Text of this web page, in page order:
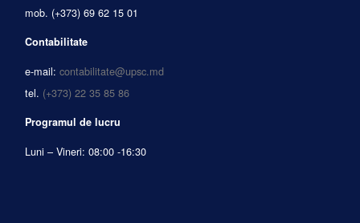
mob. (+373) 69 62 15 01
Contabilitate
e-mail: contabilitate@upsc.md
tel. (+373) 22 35 85 86
Programul de lucru
Luni – Vineri: 08:00 -16:30